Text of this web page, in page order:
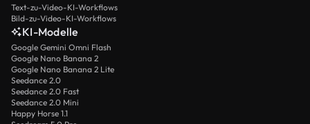
Text-zu-Video-KI-Workflows
Bild-zu-Video-KI-Workflows
KI-Modelle
Google Gemini Omni Flash
Google Nano Banana 2
Google Nano Banana 2 Lite
Seedance 2.0
Seedance 2.0 Fast
Seedance 2.0 Mini
Happy Horse 1.1